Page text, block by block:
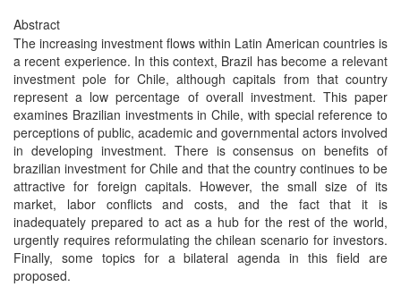
Abstract
The increasing investment flows within Latin American countries is
a recent experience. In this context, Brazil has become a relevant
investment pole for Chile, although capitals from that country
represent a low percentage of overall investment. This paper
examines Brazilian investments in Chile, with special reference to
perceptions of public, academic and governmental actors involved
in developing investment. There is consensus on benefits of
brazilian investment for Chile and that the country continues to be
attractive for foreign capitals. However, the small size of its
market, labor conflicts and costs, and the fact that it is
inadequately prepared to act as a hub for the rest of the world,
urgently requires reformulating the chilean scenario for investors.
Finally, some topics for a bilateral agenda in this field are
proposed.